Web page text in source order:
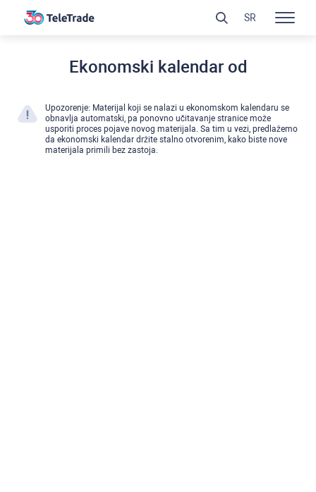
Ekonomski kalendar od
Upozorenje: Materijal koji se nalazi u ekonomskom kalendaru se
obnavlja automatski, pa ponovno učitavanje stranice može
usporiti proces pojave novog materijala. Sa tim u vezi, predlažemo
da ekonomski kalendar držite stalno otvorenim, kako biste nove
materijala primili bez zastoja.
SR